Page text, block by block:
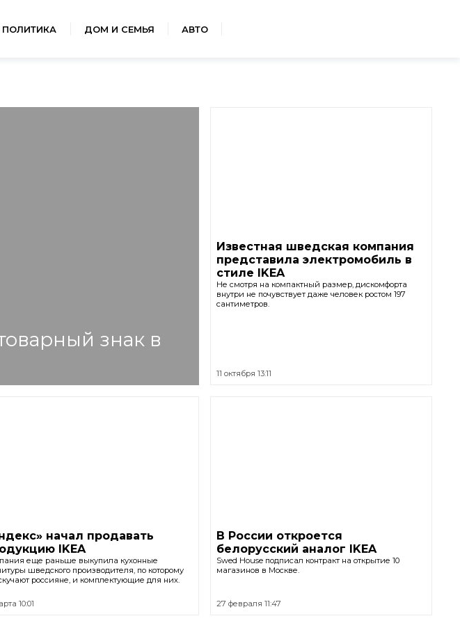
ПОЛИТИКА ДОМ И СЕМЬЯ АВТО
знак в
Известная шведская компания
представила электромобиль в
стиле IKEA
Не смотря на компактный размер, дискомфорта
внутри не почувствует даже человек ростом 197
сантиметров.
11 октября 13:11
начал продавать
IKEA
еще раньше выкупила кухонные
шведского производителя, по которому
россияне, и комплектующие для них.
10:01
В России откроется
белорусский аналог IKEA
Swed House подписал контракт на открытие 10
магазинов в Москве.
27 февраля 11:47